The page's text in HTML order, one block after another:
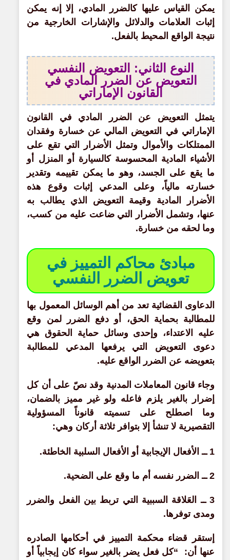
يمكن القياس عليها كالضرر المادي، إلا إنه يمكن
إثبات العلامات والدلائل والإشارات الخارجية من
نتيجة الواقع المحيط بالفعل.
النوع الثاني: التعويض النفسي
التعويض عن الضرر المادي في
القانون الإماراتي
يتمثل التعويض عن الضرر المادي في القانون
الإماراتي في التعويض المالي عن خسارة وفقدان
الممتلكات والأموال وتمثل الأضرار التي تقع على
الأشياء المادية المحسوسة كالسيارة أو المنزل أو
ما يقع على الجسد، وهو ما يمكن تقييمه وتقدير
خسارته مالياً، وعلى المدعي إثبات وقوع هذه
الأضرار المادية وقيمة التعويض الذي يطالب به
عنها، وتشمل الأضرار التي ضاعت عليه من كسب،
وما لحقه من خسارة.
مبادئ محاكم التمييز في
تعويض الضرر النفسي
الدعاوى القضائية تعد من أهم الوسائل المعمول بها
للمطالبة بحماية الحق، أو دفع الضرر لمن وقع
عليه الاعتداء، وإحدى وسائل حماية الحقوق هي
دعوى التعويض التي يرفعها المدعي للمطالبة
بتعويضه عن الضرر الواقع عليه.
وجاء قانون المعاملات المدنية وقد نصّ على أن كل
إضرار بالغير يلزم فاعله ولو غير مميز بالضمان،
وما اصطلح على تسميته قانوناً المسؤولية
التقصيرية لا تنشأ إلا بتوافر ثلاثة أركان وهي:
1 ــ الأفعال الإيجابية أو الأفعال السلبية الخاطئة.
2 ــ الضرر نفسه أم ما وقع على الضحية.
3 ــ العَلاقة السببية التي تربط بين الفعل والضرر
ومدى توفرها.
إستقر قضاء محكمة التمييز في أحكامها الصادره
عنها أن: “كل فعل يضر بالغير سواء كان إيجابياً أو